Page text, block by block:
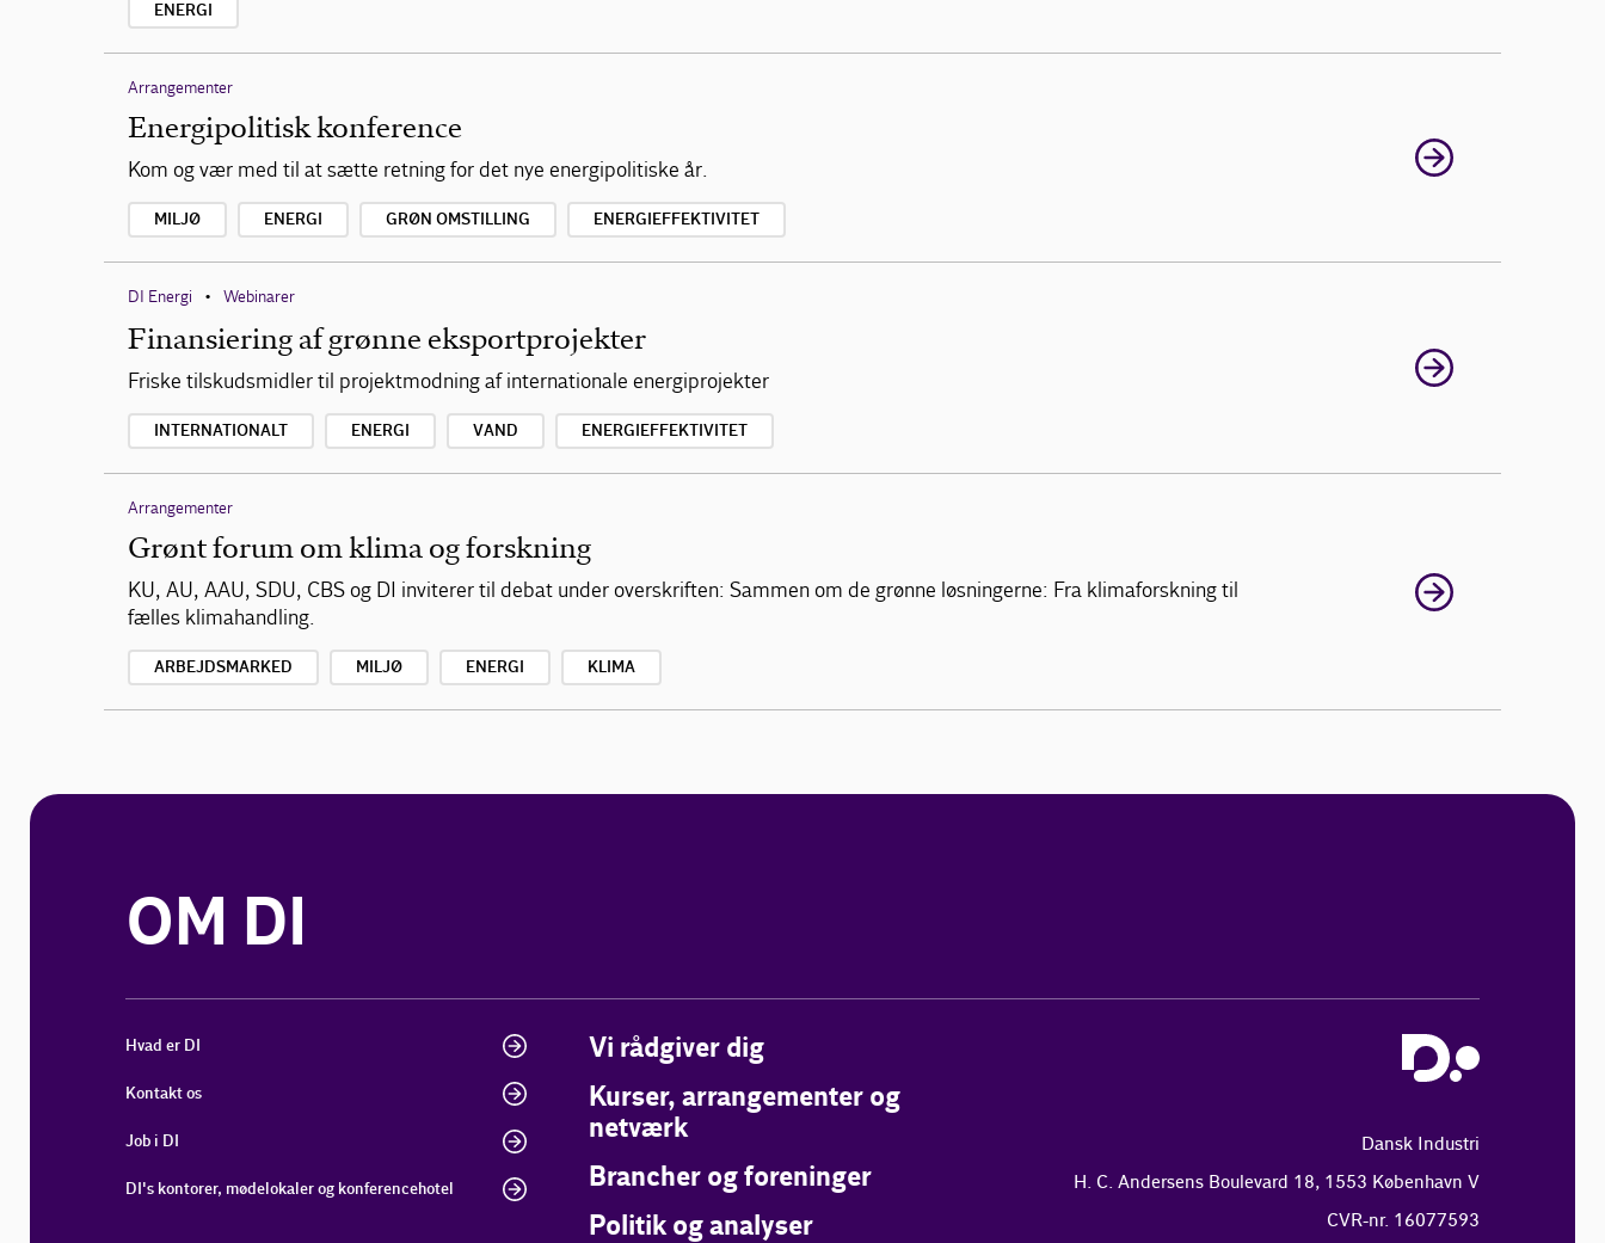
ENERGI
Arrangementer
Energipolitisk konference
Kom og vær med til at sætte retning for det nye energipolitiske år.
MILJØ ENERGI GRØN OMSTILLING ENERGIEFFEKTIVITET
DI Energi • Webinarer
Finansiering af grønne eksportprojekter
Friske tilskudsmidler til projektmodning af internationale energiprojekter
INTERNATIONALT ENERGI VAND ENERGIEFFEKTIVITET
Arrangementer
Grønt forum om klima og forskning
KU, AU, AAU, SDU, CBS og DI inviterer til debat under overskriften: Sammen om de grønne løsningerne: Fra klimaforskning til
fælles klimahandling.
ARBEJDSMARKED MILJØ ENERGI KLIMA
OM DI
Hvad er DI
Kontakt os
Job i DI
DI's kontorer, mødelokaler og konferencehotel
Vi rådgiver dig
Kurser, arrangementer og
netværk
Brancher og foreninger
Politik og analyser
Dansk Industri
H. C. Andersens Boulevard 18, 1553 København V
CVR-nr. 16077593